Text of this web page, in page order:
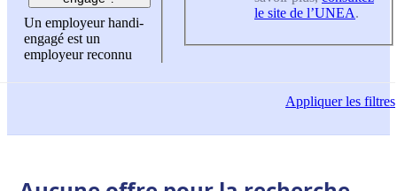
Un employeur handi-
engagé est un
employeur reconnu
le site de l’UNEA.
Appliquerles filtres